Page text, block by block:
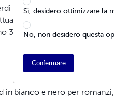
e il primo giorno di stampa
il lunedì verrà inviato alla
3) e il lunedì successivo
in bianco e nero per
Sì, desidero ottimizzare la
No, non desidero questa
Confermare